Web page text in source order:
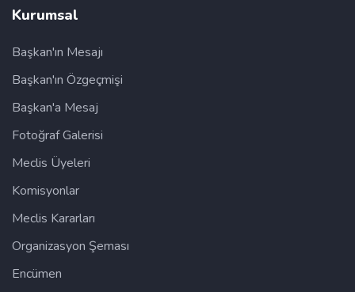
Kurumsal
Başkan'ın Mesajı
Başkan'ın Özgeçmişi
Başkan'a Mesaj
Fotoğraf Galerisi
Meclis Üyeleri
Komisyonlar
Meclis Kararları
Organizasyon Şeması
Encümen